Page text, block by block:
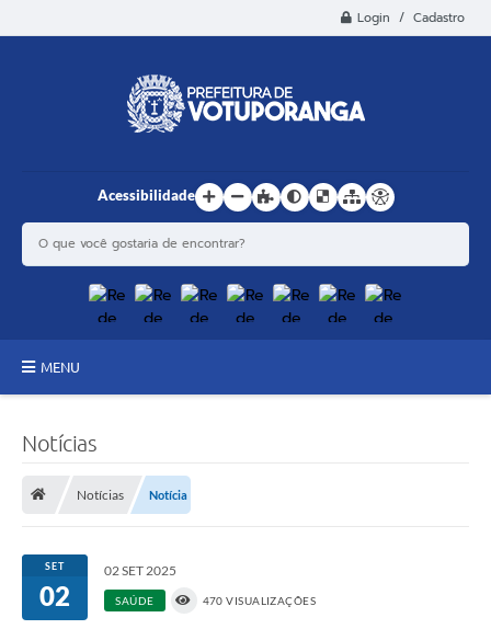
Login / Cadastro
Acessibilidade
MENU
A História
Notícias
Notícias
Notícias Notícia
SET
02
02 SET 2025
SAÚDE 470 VISUALIZAÇÕES